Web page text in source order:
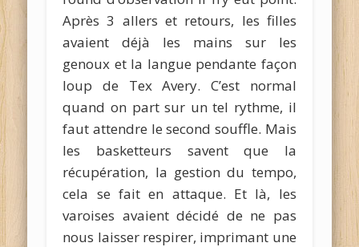
Après 3 allers et retours, les filles
avaient déjà les mains sur les
genoux et la langue pendante façon
loup de Tex Avery. C’est normal
quand on part sur un tel rythme, il
faut attendre le second souffle. Mais
les basketteurs savent que la
récupération, la gestion du tempo,
cela se fait en attaque. Et là, les
varoises avaient décidé de ne pas
nous laisser respirer, imprimant une